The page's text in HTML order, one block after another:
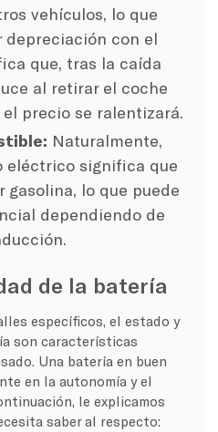
vehículos, lo que
depreciación con el
que, tras la caída
al retirar el coche
precio se ralentizará.
Naturalmente,
eléctrico significa que
gasolina, lo que puede
dependiendo de
de la batería
específicos, el estado y
son características
Una batería en buen
en la autonomía y el
le explicamos
saber al respecto: